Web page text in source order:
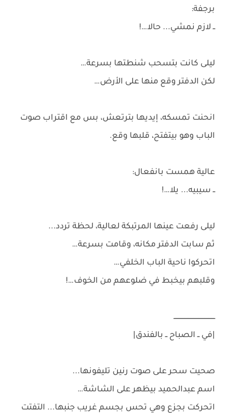
برجفة:
ــ لازم نمشي... حالا…!
ليلى كانت بتسحب شنطتها بسرعة…
لكن الدفتر وقع منها على الأرض…
انحنت تمسكه، إيديها بترتعش، بس مع اقتراب صوت
الباب وهو بيتفتح، قلبها وقع.
عالية همست بانفعال:
ــ سيبيه... يلا…!
ليلى رفعت عينها المرتبكة لعالية، لحظة تردد...
ثم سابت الدفتر مكانه، وقامت بسرعة…
اتحركوا ناحية الباب الخلفي…
وقلبهم بيخبط في ضلوعهم من الخوف…!
ـــــــــــــــــــــــــــــــــــــــــ
|في ــ الصباح ــ بالفندق|
صحيت سحر على صوت رنين تليفونها...
اسم عبدالحميد بيظهر على الشاشة…
اتحركت بجزع وهي تحس بجسم غريب جنبها... التفتت